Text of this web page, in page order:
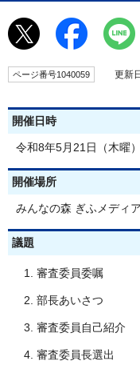
ページ番号1040059 更新
開催日時
令和8年5月21日（木曜
開催場所
みんなの森 ぎふメディ
議題
審査委員委嘱
部長あいさつ
審査委員自己紹介
審査委員長選出